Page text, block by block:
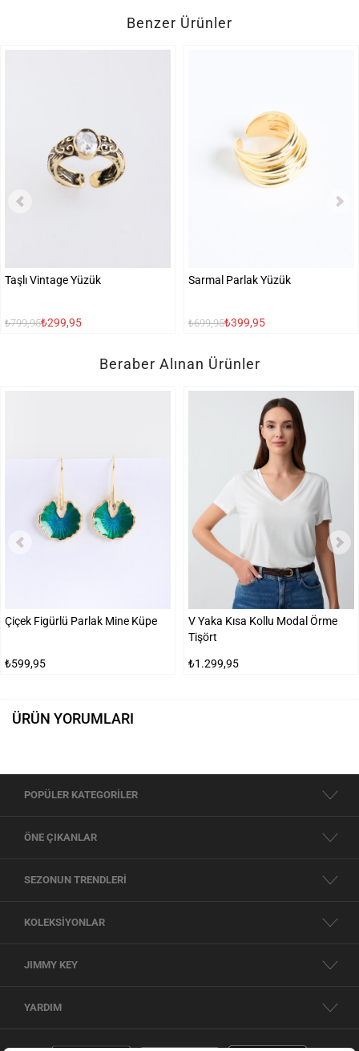
Benzer Ürünler
Taşlı Vintage Yüzük
₺799,95₺299,95
Sarmal Parlak Yüzük
₺699,95₺399,95
Beraber Alınan Ürünler
Çiçek Figürlü Parlak Mine Küpe
₺599,95
V Yaka Kısa Kollu Modal Örme
Tişört
₺1.299,95
ÜRÜN YORUMLARI
POPÜLER KATEGORİLER
ÖNE ÇIKANLAR
SEZONUN TRENDLERİ
KOLEKSİYONLAR
JIMMY KEY
YARDIM